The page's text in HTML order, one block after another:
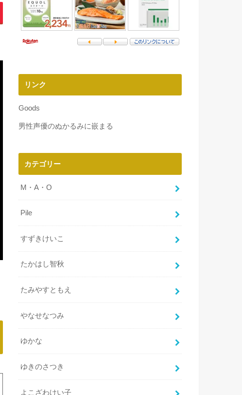
リンク
Goods
男性声優のぬかるみに嵌まる
カテゴリー
M・A・O
Pile
すずきけいこ
たかはし智秋
たみやすともえ
やなせなつみ
ゆかな
ゆきのさつき
よこざわけい子